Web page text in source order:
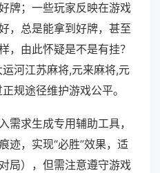
牌；一些玩家反映在游戏
，总是能拿到好牌，甚至
，由此怀疑是不是有挂？
河江苏麻将,元来麻将,元
规途径维护游戏公平。
需求生成专用辅助工具，
迹，实现“必胜”效果，适
局），但需注意遵守游戏